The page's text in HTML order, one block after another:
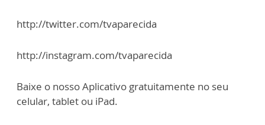
http://twitter.com/tvaparecida
http://instagram.com/tvaparecida
Baixe o nosso Aplicativo gratuitamente no seu
celular, tablet ou iPad.